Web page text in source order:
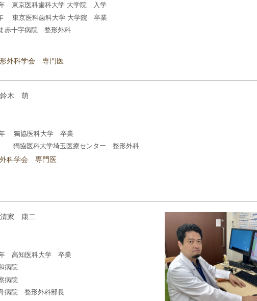
東京医科歯科大学 大学院 入学
東京医科歯科大学 大学院 卒業
赤十字病院 整形外科
外科学会 専門医
木 萌
獨協医科大学 卒業
科大学埼玉医療センター 整形外科
外科学会 専門医
家 康二
高知医科大学 卒業
病院
病院
病院 整形外科部長